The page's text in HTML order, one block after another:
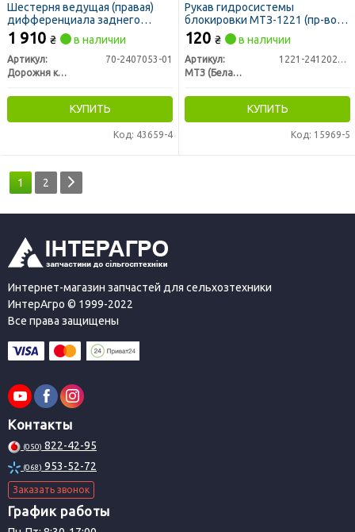
Шестерня ведущая (правая)
дифференциала заднего
моста МТЗ <ДК>
1 910 ₴ в наличии
Артикул:
70-2407053-01
Дорожня карта
КУПИТЬ
Код: 43659-4
Рукав гидросистемы
блокировки МТЗ-1221 (пр-во
МТЗ)
120 ₴ в наличии
Артикул:
1221-2412026-02
МТЗ (Беларусь)
КУПИТЬ
Код: 15969-5
1 2
Интернет-магазин запчастей для сельхозтехники
ИнтерАгро © 1999-2022
Все права защищены
Контакты
(050) 822-42-95
(068) 953-52-72
Заказать звонок
График работы